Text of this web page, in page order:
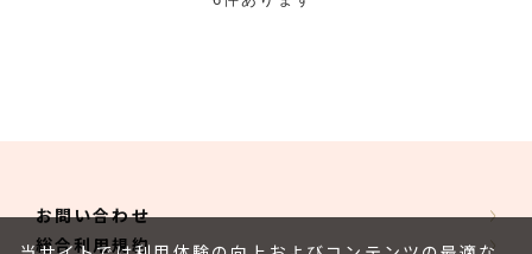
お問い合わせ
総合利用規約